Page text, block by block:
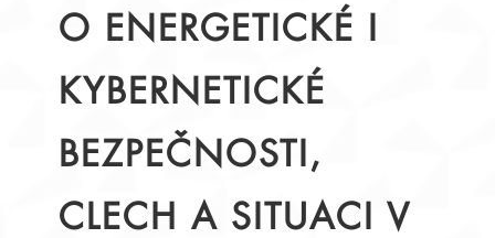
O ENERGETICKÉ I
KYBERNETICKÉ
BEZPEČNOSTI,
CLECH A SITUACI V